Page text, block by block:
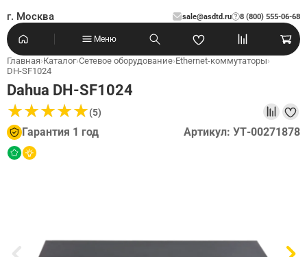
г. Москва sale@asdtd.ru 8 (800) 555-06-68
?
Меню
Главная›Каталог›Сетевое оборудование›Ethernet-коммутаторы›
DH-SF1024
Dahua DH-SF1024
★★★★★
★★★★★(5)
Гарантия 1 год Артикул: УТ-00271878